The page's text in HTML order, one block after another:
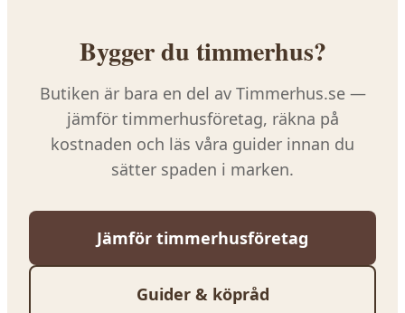
Bygger du timmerhus?
Butiken är bara en del av Timmerhus.se —
jämför timmerhusföretag, räkna på
kostnaden och läs våra guider innan du
sätter spaden i marken.
Jämför timmerhusföretag
Guider & köpråd